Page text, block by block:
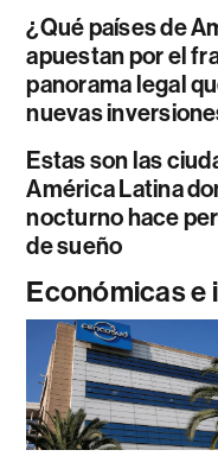
¿Qué países de
apuestan por el
panorama legal
nuevas
Estas son las
América Latina
nocturno hace
de sueño
Económicas e